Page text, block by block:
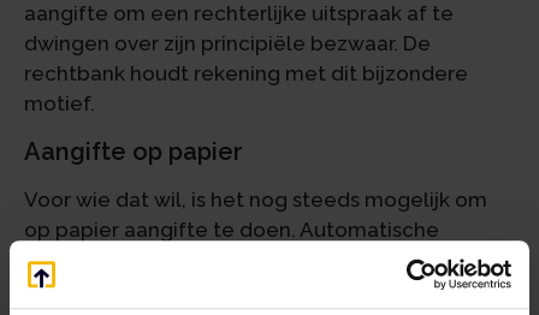
aangifte om een rechterlijke uitspraak af te
dwingen over zijn principiële bezwaar. De
rechtbank houdt rekening met dit bijzondere
motief.
Aangifte op papier
Voor wie dat wil, is het nog steeds mogelijk om
op papier aangifte te doen. Automatische
toezending door de Belastingdienst is echter niet
verplicht. Vraag tijdig een papieren biljet aan als u